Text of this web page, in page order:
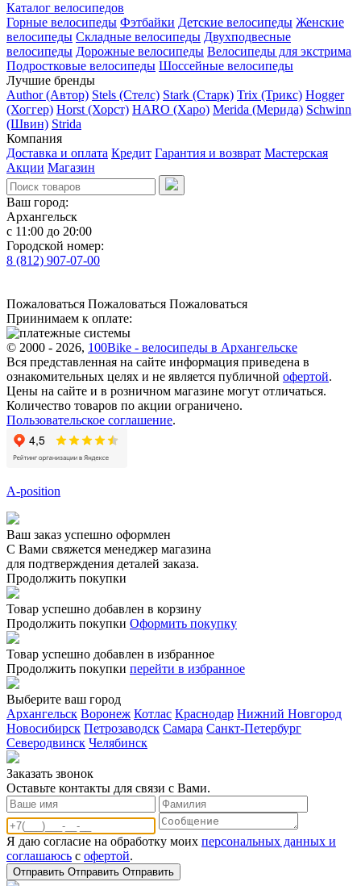
Каталог велосипедов
Горные велосипеды Фэтбайки Детские велосипеды Женские
велосипеды Складные велосипеды Двухподвесные
велосипеды Дорожные велосипеды Велосипеды для экстрима
Подростковые велосипеды Шоссейные велосипеды
Лучшие бренды
Author (Автор) Stels (Стелс) Stark (Старк) Trix (Трикс) Hogger
(Хоггер) Horst (Хорст) HARO (Харо) Merida (Мерида) Schwinn
(Швин) Strida
Компания
Доставка и оплата Кредит Гарантия и возврат Мастерская
Акции Магазин
Ваш город:
Архангельск
с 11:00 до 20:00
Городской номер:
8 (812) 907-07-00
Пожаловаться Пожаловаться Пожаловаться
Приинимаем к оплате:
© 2000 - 2026, 100Bike - велосипеды в Архангельске
Вся представленная на сайте информация приведена в
ознакомительных целях и не является публичной офертой.
Цены на сайте и в розничном магазине могут отличаться.
Количество товаров по акции ограничено.
Пользовательское соглашение.
A-position
Ваш заказ успешно оформлен
С Вами свяжется менеджер магазина
для подтверждения деталей заказа.
Продолжить покупки
Товар успешно добавлен в корзину
Продолжить покупки Оформить покупку
Товар успешно добавлен в избранное
Продолжить покупки перейти в избранное
Выберите ваш город
Архангельск Воронеж Котлас Краснодар Нижний Новгород
Новосибирск Петрозаводск Самара Санкт-Петербург
Северодвинск Челябинск
Заказать звонoк
Оставьте контакты для связи с Вами.
Я даю согласие на обработку моих персональных данных и
соглашаюсь с офертой.
Отправить Отправить Отправить